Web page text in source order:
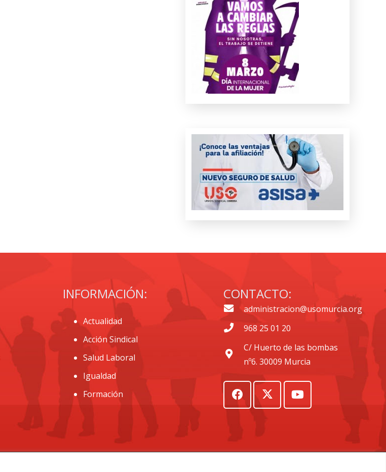
INFORMACIÓN:
Actualidad
Acción Sindical
Salud Laboral
Igualdad
Formación
CONTACTO:
administracion@usomurcia.org
968 25 01 20
C/ Huerto de las bombas
nº6. 30009 Murcia